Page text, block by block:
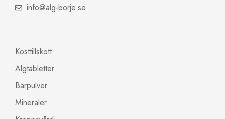
info@alg-borje.se
Kosttillskott
Algtabletter
Bärpulver
Mineraler